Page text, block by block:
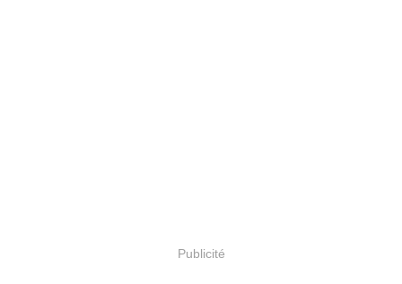
Publicité